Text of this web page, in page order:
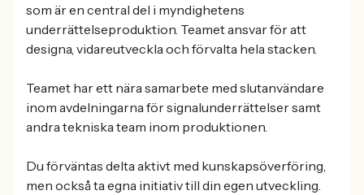
som är en central del i myndighetens
underrättelseproduktion. Teamet ansvar för att
designa, vidareutveckla och förvalta hela stacken.
Teamet har ett nära samarbete med slutanvändare
inom avdelningarna för signalunderrättelser samt
andra tekniska team inom produktionen.
Du förväntas delta aktivt med kunskapsöverföring,
men också ta egna initiativ till din egen utveckling.